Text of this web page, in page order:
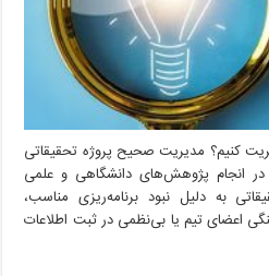
کنیم؟ مدیریت صحیح پروژه تحقیقاتی
انجام پژوهش‌های دانشگاهی و علمی
به دلیل نبود برنامه‌ریزی مناسب،
اعضای تیم یا بی‌نظمی در ثبت اطلاعات